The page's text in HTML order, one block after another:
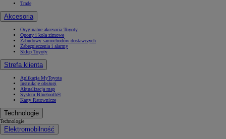
Trade
Akcesoria
Oryginalne akcesoria Toyoty
Opony i koła zimowe
Zabudowy samochodów dostawczych
Zabezpieczenia i alarmy
Sklep Toyoty
Strefa klienta
Aplikacja MyToyota
Instrukcje obsługi
Aktualizacja map
System Bluetooth®
Karty Ratownicze
Technologie
Technologie
Elektromobilność